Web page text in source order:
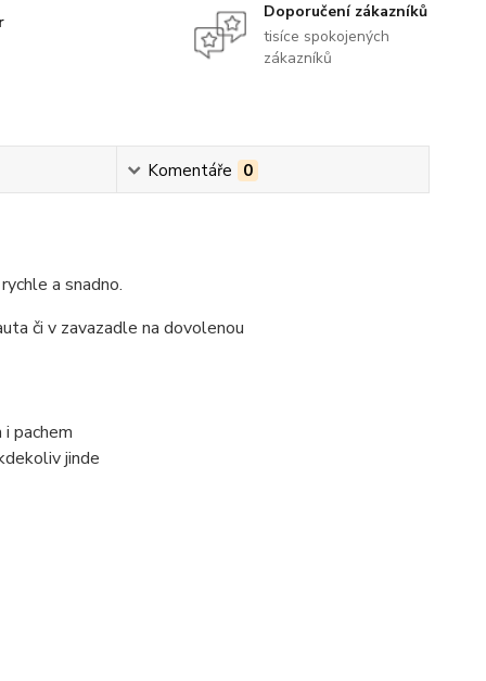
Doporučení zákazníků
tisíce spokojených
zákazníků
Komentáře 0
a snadno.
či v zavazadle na dovolenou
pachem
jinde